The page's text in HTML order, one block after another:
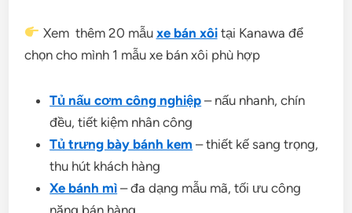
Xem thêm 20 mẫu xe bán xôitại Kanawa để
chọn cho mình 1 mẫu xe bán xôi phù hợp
Tủ nấu cơm công nghiệp – nấu nhanh, chín
đều, tiết kiệm nhân công
Tủ trưng bày bánh kem – thiết kế sang trọng,
thu hút khách hàng
Xe bánh mì – đa dạng mẫu mã, tối ưu công
năng bán hàng